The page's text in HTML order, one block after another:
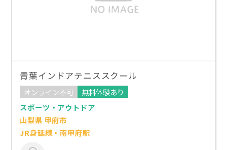
青葉インドアテニススクール
オンライン不可
無料体験あり
スポーツ・アウトドア
山梨県 甲府市
JR身延線・南甲府駅